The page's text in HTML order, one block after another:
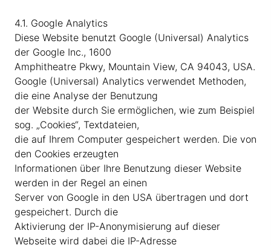
4.1. Google Analytics
Diese Website benutzt Google (Universal) Analytics
der Google Inc., 1600
Amphitheatre Pkwy, Mountain View, CA 94043, USA.
Google (Universal) Analytics verwendet Methoden,
die eine Analyse der Benutzung
der Website durch Sie ermöglichen, wie zum Beispiel
sog. „Cookies“, Textdateien,
die auf Ihrem Computer gespeichert werden. Die von
den Cookies erzeugten
Informationen über Ihre Benutzung dieser Website
werden in der Regel an einen
Server von Google in den USA übertragen und dort
gespeichert. Durch die
Aktivierung der IP-Anonymisierung auf dieser
Webseite wird dabei die IP-Adresse